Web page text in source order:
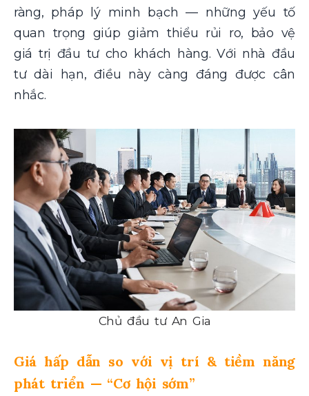
ràng, pháp lý minh bạch — những yếu tố
quan trọng giúp giảm thiểu rủi ro, bảo vệ
giá trị đầu tư cho khách hàng. Với nhà đầu
tư dài hạn, điều này càng đáng được cân
nhắc.
Chủ đầu tư An Gia
Giá hấp dẫn so với vị trí & tiềm năng
phát triển — “Cơ hội sớm”